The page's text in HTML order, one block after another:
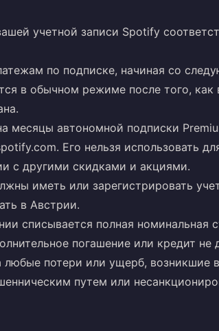
учетной записи Spotify
по подписке, начиная со
в обычном режиме после того, как
месяцы автономной подписки
Его нельзя использовать
с другими скидками и акциями.
иметь или зарегистрировать
в Австрии.
списывается полная номинальная
погашение или кредит не
любые потери или ущерб, возникшие в
путем или